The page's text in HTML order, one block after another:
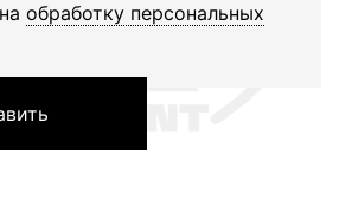
обработку персональных